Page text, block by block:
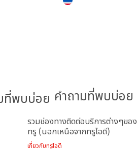
คำถามที่พบบ่อย
รวมช่องทางติดต่อบริการต่างๆของ
ทรู (นอกเหนือจากทรูไอดี)
เกี่ยวกับทรูไอดี